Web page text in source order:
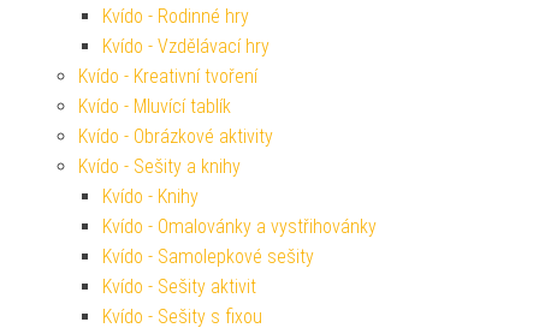
Kvído - Rodinné hry
Kvído - Vzdělávací hry
Kvído - Kreativní tvoření
Kvído - Mluvící tablík
Kvído - Obrázkové aktivity
Kvído - Sešity a knihy
Kvído - Knihy
Kvído - Omalovánky a vystřihovánky
Kvído - Samolepkové sešity
Kvído - Sešity aktivit
Kvído - Sešity s fixou